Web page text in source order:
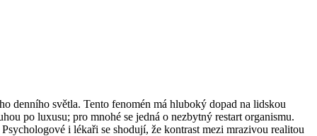
denního světla. Tento fenomén má hluboký dopad na lidskou
po luxusu; pro mnohé se jedná o nezbytný restart organismu.
i lékaři se shodují, že kontrast mezi mrazivou realitou